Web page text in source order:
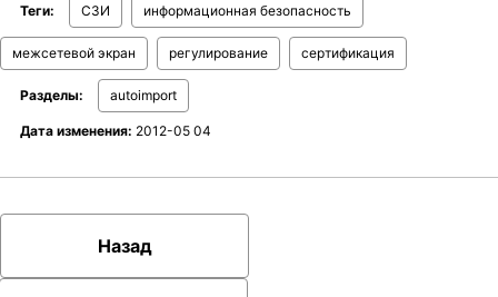
Теги: СЗИ информационная безопасность
межсетевой экран регулирование сертификация
Разделы: autoimport
Дата изменения: 2012-05 04
Назад